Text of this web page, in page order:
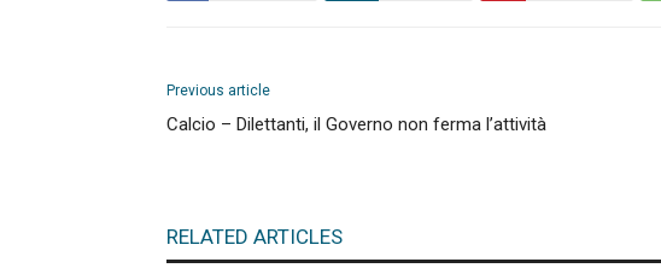
Previous article
Calcio – Dilettanti, il Governo non ferma l’attività
RELATED ARTICLES